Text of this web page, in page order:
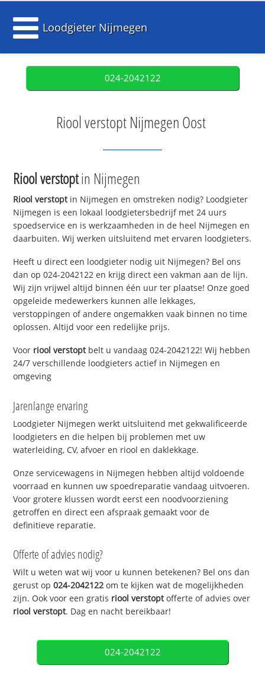
Loodgieter Nijmegen
024-2042122
Riool verstopt Nijmegen Oost
Riool verstoptin Nijmegen
Riool verstoptin Nijmegen en omstreken nodig? Loodgieter
Nijmegen is een lokaal loodgietersbedrijf met 24 uurs
spoedservice en is werkzaamheden in de heel Nijmegen en
daarbuiten. Wij werken uitsluitend met ervaren loodgieters.
Heeft u direct een loodgieter nodig uit Nijmegen? Bel ons
dan op 024-2042122 en krijg direct een vakman aan de lijn.
Wij zijn vrijwel altijd binnen één uur ter plaatse! Onze goed
opgeleide medewerkers kunnen alle lekkages,
verstoppingen of andere ongemakken vaak binnen no time
oplossen. Altijd voor een redelijke prijs.
Voor riool verstoptbelt u vandaag 024-2042122! Wij hebben
24/7 verschillende loodgieters actief in Nijmegen en
omgeving
Jarenlange ervaring
Loodgieter Nijmegen werkt uitsluitend met gekwalificeerde
loodgieters en die helpen bij problemen met uw
waterleiding, CV, afvoer en riool en daklekkage.
Onze servicewagens in Nijmegen hebben altijd voldoende
voorraad en kunnen uw spoedreparatie vandaag uitvoeren.
Voor grotere klussen wordt eerst een noodvoorziening
getroffen en direct een afspraak gemaakt voor de
definitieve reparatie.
Offerte of advies nodig?
Wilt u weten wat wij voor u kunnen betekenen? Bel ons dan
gerust op024-2042122 om te kijken wat de mogelijkheden
zijn. Ook voor een gratis riool verstoptofferte of advies over
riool verstopt. Dag en nacht bereikbaar!
024-2042122